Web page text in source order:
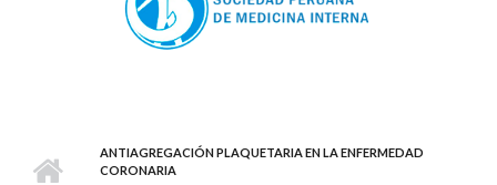
ANTIAGREGACIÓN PLAQUETARIA EN LA ENFERMEDAD
CORONARIA